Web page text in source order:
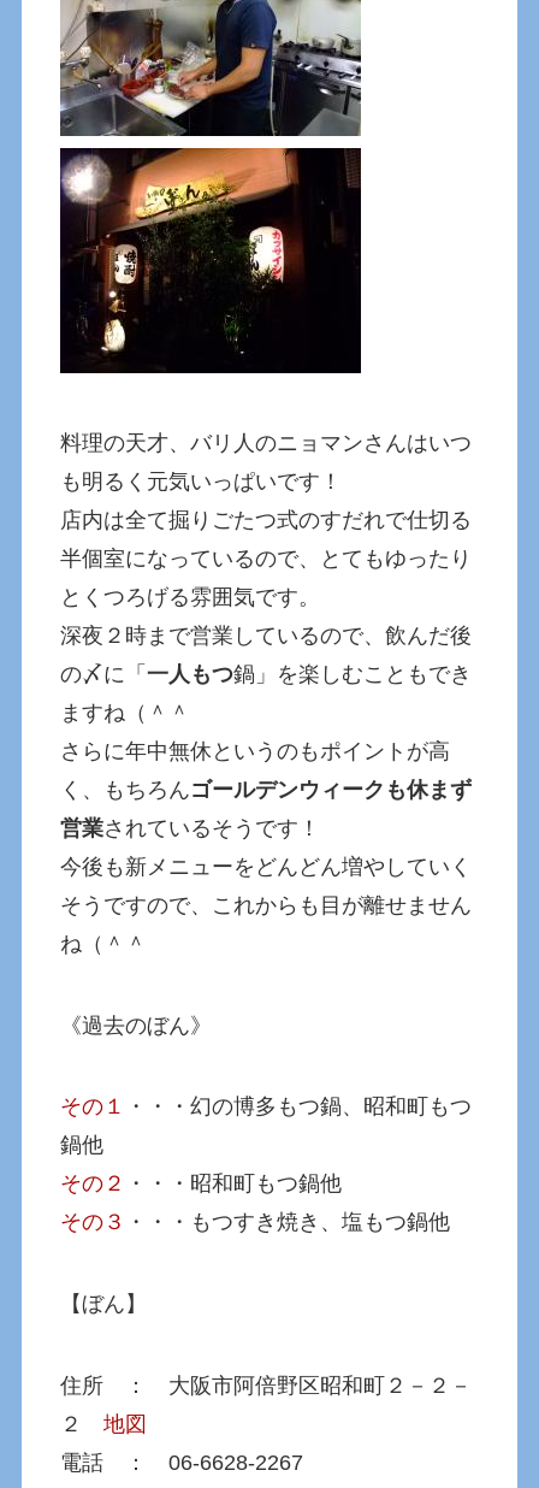
料理の天才、バリ人のニョマンさんはいつ
も明るく元気いっぱいです！
店内は全て掘りごたつ式のすだれで仕切る
半個室になっているので、とてもゆったり
とくつろげる雰囲気です。
深夜２時まで営業しているので、飲んだ後
の〆に「一人もつ鍋」を楽しむこともでき
ますね（＾＾
さらに年中無休というのもポイントが高
く、もちろんゴールデンウィークも休まず
営業されているそうです！
今後も新メニューをどんどん増やしていく
そうですので、これからも目が離せません
ね（＾＾
《過去のぼん》
その１ ・・・幻の博多もつ鍋、昭和町もつ
鍋他
その２ ・・・昭和町もつ鍋他
その３ ・・・もつすき焼き、塩もつ鍋他
【ぼん】
住所 ： 大阪市阿倍野区昭和町２－２－
２地図
電話 ： 06-6628-2267